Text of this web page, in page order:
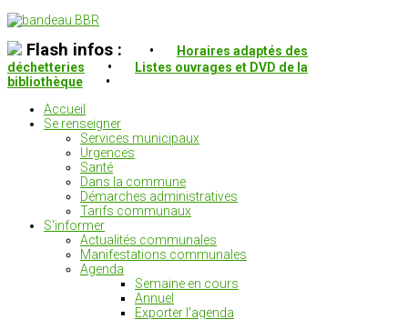
Flash infos : •
Horaires adaptés des
déchetteries
•
Listes ouvrages et DVD de la
bibliothèque
•
Accueil
Se renseigner
Services municipaux
Urgences
Santé
Dans la commune
Démarches administratives
Tarifs communaux
S'informer
Actualités communales
Manifestations communales
Agenda
Semaine en cours
Annuel
Exporter l'agenda